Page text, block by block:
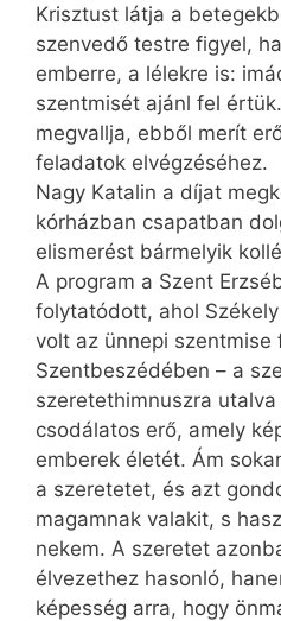
Krisztust látja a
szenvedő testre figyel,
emberre, a lélekre is:
szentmisét ajánl fel
megvallja, ebből merít
feladatok elvégzéséhez.
Nagy Katalin a díjat
kórházban csapatban
elismerést bármelyik
A program a Szent
folytatódott, ahol
volt az ünnepi szentmise
Szentbeszédében – a
szeretethimnuszra
csodálatos erő, amely
emberek életét. Ám
a szeretetet, és azt
magamnak valakit, s
nekem. A szeretet
élvezethez hasonló,
képesség arra, hogy